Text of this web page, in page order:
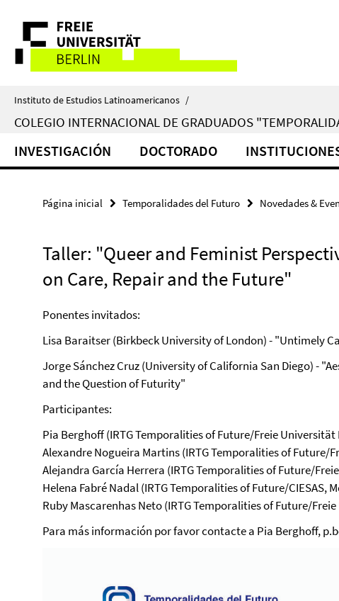
direkt
Inhalt
Herramientas
de
navegación
Instituto de Estudios Latinoamericanos /
COLEGIO INTERNACIONAL DE GRADUADOS
INVESTIGACIÓN DOCTORADO
Página inicial Temporalidades del Futuro Novedades &
Taller: "Queer and Feminist
on Care, Repair and the Future"
Ponentes invitados:
Lisa Baraitser (Birkbeck University of London) - "Untimely
Jorge Sánchez Cruz (University of California San Diego) -
and the Question of Futurity"
Participantes:
Pia Berghoff (IRTG Temporalities of Future/Freie
Alexandre Nogueira Martins (IRTG Temporalities of Future/
Alejandra García Herrera (IRTG Temporalities of Future/
Helena Fabré Nadal (IRTG Temporalities of Future/CIESAS,
Ruby Mascarenhas Neto (IRTG Temporalities of Future/
Para más información por favor contacte a Pia Berghoff,